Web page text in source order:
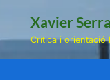
Xavier
Crítica i orientació